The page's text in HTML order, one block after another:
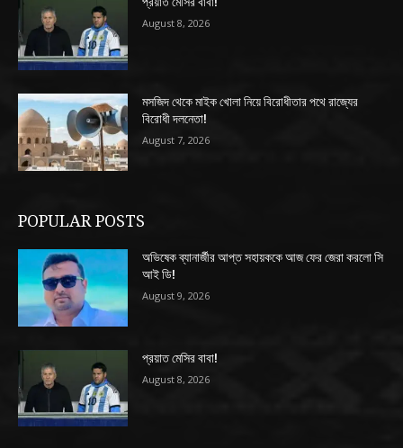
August 8, 2026
মসজিদ থেকে মাইক খোলা নিয়ে বিরোধীতার পথে রাজ্যের
বিরোধী দলনেতা!
August 7, 2026
POPULAR POSTS
অভিষেক ব্যানার্জীর আপ্ত সহায়ককে আজ ফের জেরা করলো সি
আই ডি!
August 9, 2026
প্রয়াত মেসির বাবা!
August 8, 2026